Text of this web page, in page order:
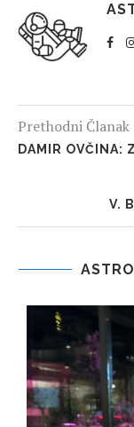
Prethodni Članak
DAMIR OVČINA:
V.